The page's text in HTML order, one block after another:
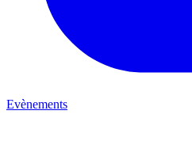
Evènements